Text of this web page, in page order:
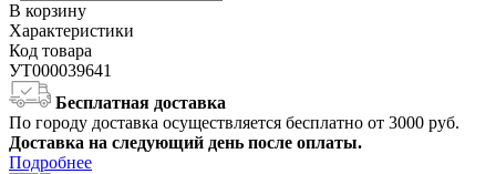
В корзину
Характеристики
Код товара
УТ000039641
Бесплатная доставка
По городу доставка осуществляется бесплатно от 3000 руб.
Доставка на следующий день после оплаты.
Подробнее